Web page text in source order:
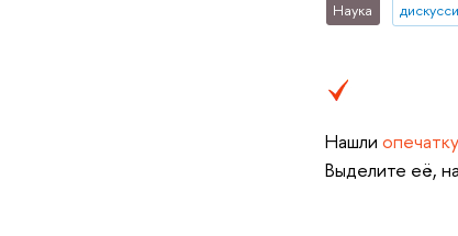
Наука
Нашли опечатку
Выделите её,